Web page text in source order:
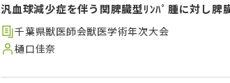
汎血球減少症を伴う関脾臓型ﾘﾝﾊﾟ腫に対し脾
千葉県獣医師会獣医学術年次大会
樋口佳奈